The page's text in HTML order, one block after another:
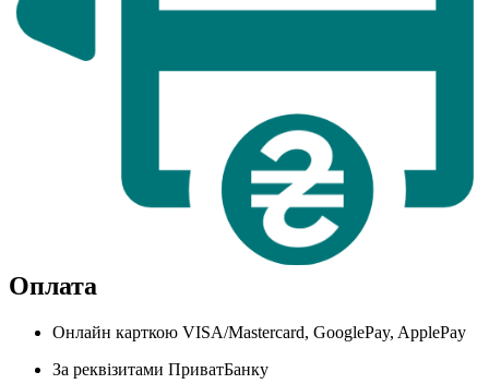
Оплата
Онлайн карткою VISA/Mastercard, GooglePay, ApplePay
За реквізитами ПриватБанку